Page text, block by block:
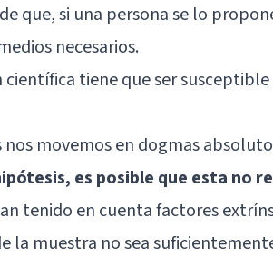
que, si una persona se lo
necesarios.
tiene que ser susceptible
movemos en dogmas
es posible que esta no
tenido en cuenta factores
la muestra no sea